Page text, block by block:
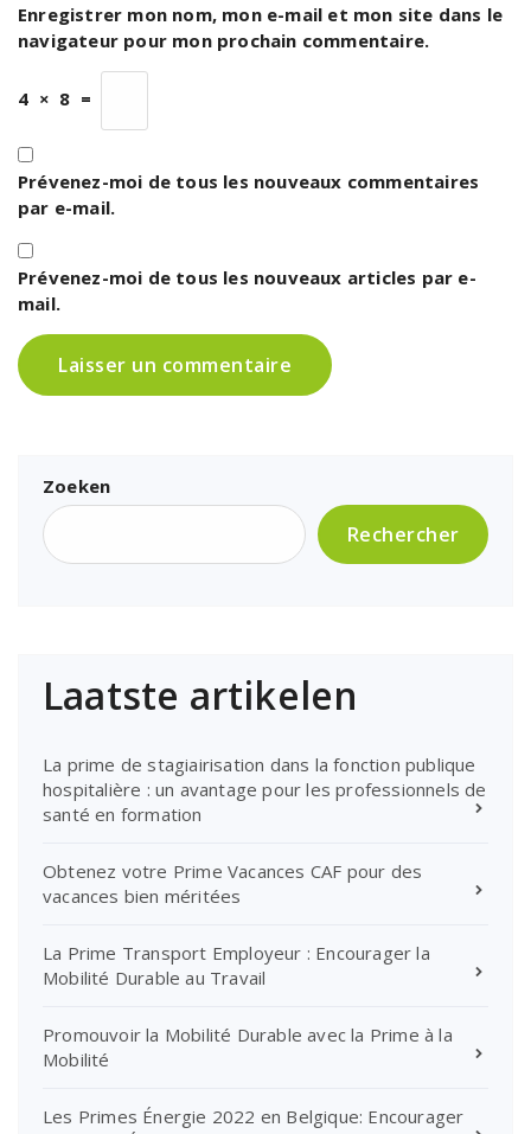
Enregistrer mon nom, mon e-mail et mon site dans le
navigateur pour mon prochain commentaire.
4 × 8 =
Prévenez-moi de tous les nouveaux commentaires
par e-mail.
Prévenez-moi de tous les nouveaux articles par e-
mail.
Zoeken
Rechercher
Laatste artikelen
La prime de stagiairisation dans la fonction publique
hospitalière : un avantage pour les professionnels de
santé en formation
Obtenez votre Prime Vacances CAF pour des
vacances bien méritées
La Prime Transport Employeur : Encourager la
Mobilité Durable au Travail
Promouvoir la Mobilité Durable avec la Prime à la
Mobilité
Les Primes Énergie 2022 en Belgique: Encourager